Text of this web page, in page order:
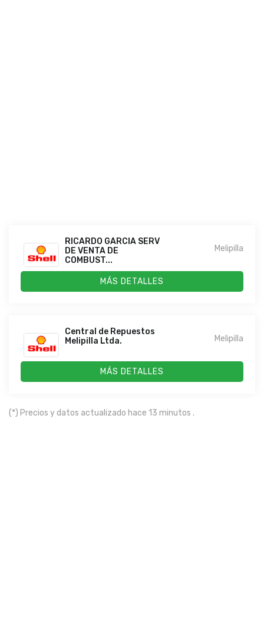
RICARDO GARCIA SERV
DE VENTA DE
COMBUST...
Melipilla
MÁS DETALLES
Central de Repuestos
Melipilla Ltda.
Melipilla
MÁS DETALLES
(*) Precios y datos actualizado hace 13 minutos .